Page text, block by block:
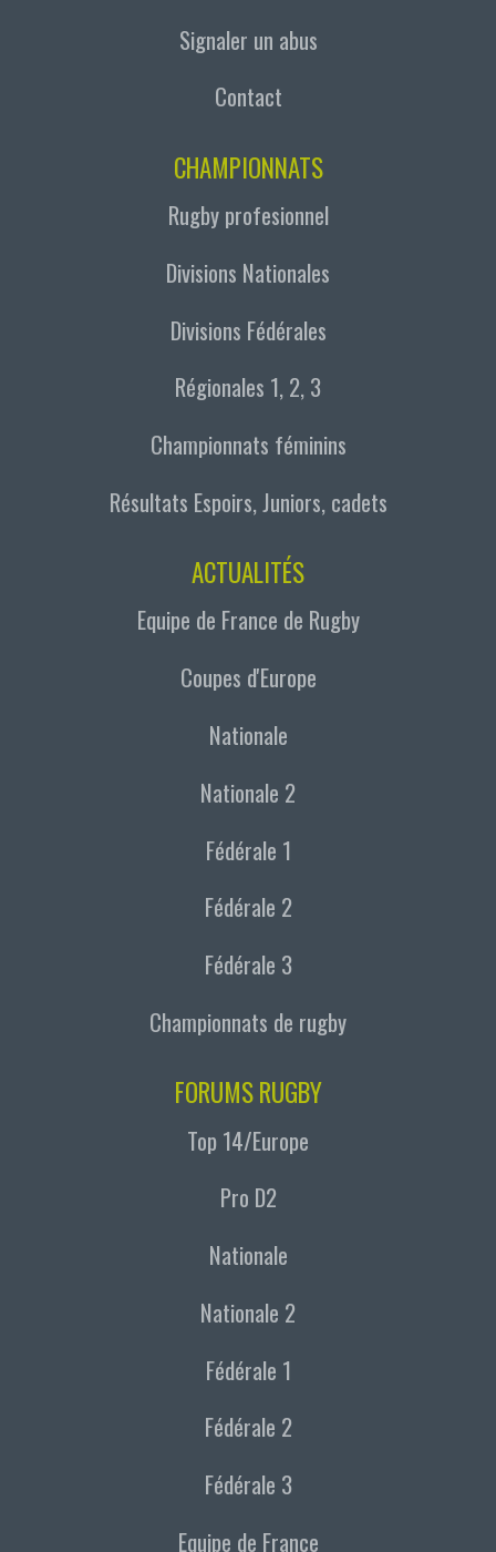
Signaler un abus
Contact
CHAMPIONNATS
Rugby profesionnel
Divisions Nationales
Divisions Fédérales
Régionales 1, 2, 3
Championnats féminins
Résultats Espoirs, Juniors, cadets
ACTUALITÉS
Equipe de France de Rugby
Coupes d'Europe
Nationale
Nationale 2
Fédérale 1
Fédérale 2
Fédérale 3
Championnats de rugby
FORUMS RUGBY
Top 14/Europe
Pro D2
Nationale
Nationale 2
Fédérale 1
Fédérale 2
Fédérale 3
Equipe de France